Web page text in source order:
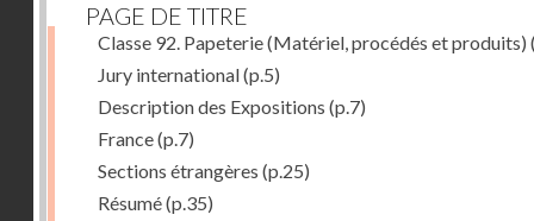
PAGE DE TITRE
Classe 92. Papeterie (Matériel, procédés et produits)
Jury international(p.5)
Description des Expositions (p.7)
France(p.7)
Sections étrangères (p.25)
Résumé(p.35)